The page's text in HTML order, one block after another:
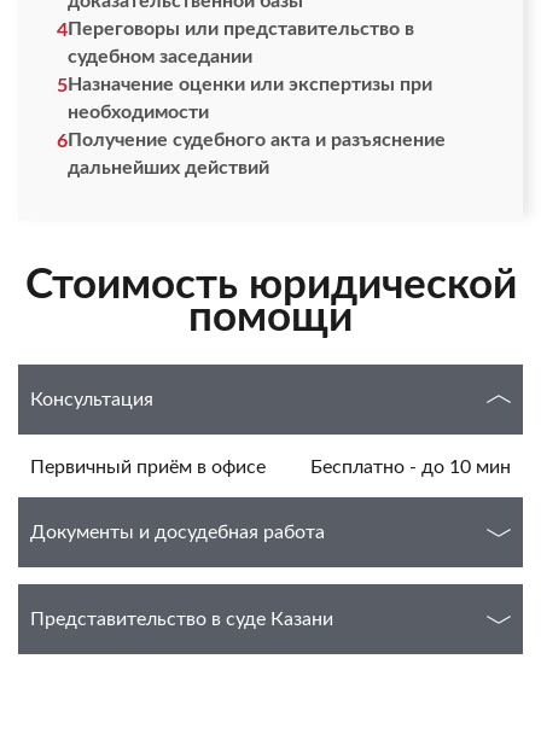
4Переговоры или представительство в
судебном заседании
5Назначение оценки или экспертизы при
необходимости
6Получение судебного акта и разъяснение
дальнейших действий
Стоимость юридической
помощи
Консультация
Первичный приём в офисе Бесплатно - до 10 мин
Документы и досудебная работа
Представительство в суде Казани